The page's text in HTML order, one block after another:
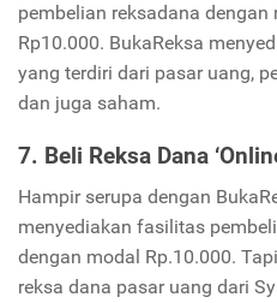
pembelian reksadana
Rp10.000. BukaReksa
yang terdiri dari pasar uang,
dan juga saham.
7. Beli Reksa Dana
Hampir serupa dengan
menyediakan fasilitas
dengan modal Rp.10.000.
reksa dana pasar uang dari